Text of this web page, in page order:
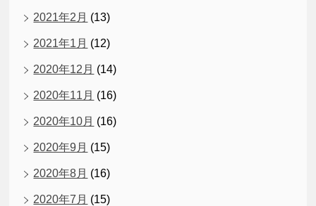
2021年2月 (13)
2021年1月 (12)
2020年12月 (14)
2020年11月 (16)
2020年10月 (16)
2020年9月 (15)
2020年8月 (16)
2020年7月 (15)